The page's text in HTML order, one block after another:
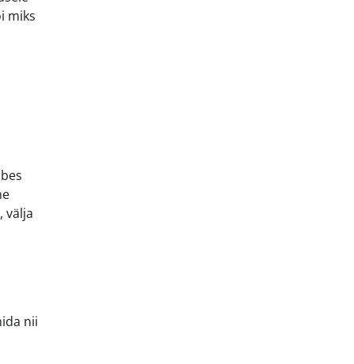
miks
välja
nii